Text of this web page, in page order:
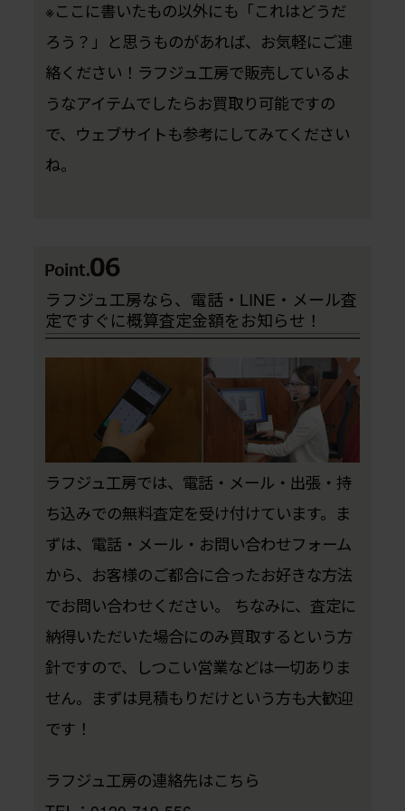
※ここに書いたもの以外にも「これはどうだ
ろう？」と思うものがあれば、お気軽にご連
絡ください！ラフジュ工房で販売しているよ
うなアイテムでしたらお買取り可能ですの
で、ウェブサイトも参考にしてみてください
ね。
ラフジュ工房なら、電話・LINE・メール査
定ですぐに概算査定金額をお知らせ！
ラフジュ工房では、電話・メール・出張・持
ち込みでの無料査定を受け付けています。ま
ずは、電話・メール・お問い合わせフォーム
から、お客様のご都合に合ったお好きな方法
でお問い合わせください。 ちなみに、査定に
納得いただいた場合にのみ買取するという方
針ですので、しつこい営業などは一切ありま
せん。まずは見積もりだけという方も大歓迎
です！
ラフジュ工房の連絡先はこちら